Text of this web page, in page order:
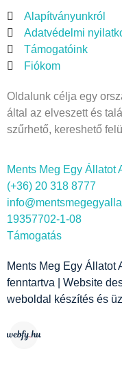
Alapítványunkról
Adatvédelmi
Támogatóink
Fiókom
Oldalunk célja egy
által az elveszett és
szűrhető, kereshető
Ments Meg Egy Állatot
(+36) 20 318 8777
19357702-1-08
Támogatás
Ments Meg Egy
fenntartva | Website
weboldal készítés és